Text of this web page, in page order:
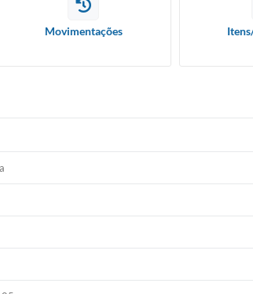
Movimentações